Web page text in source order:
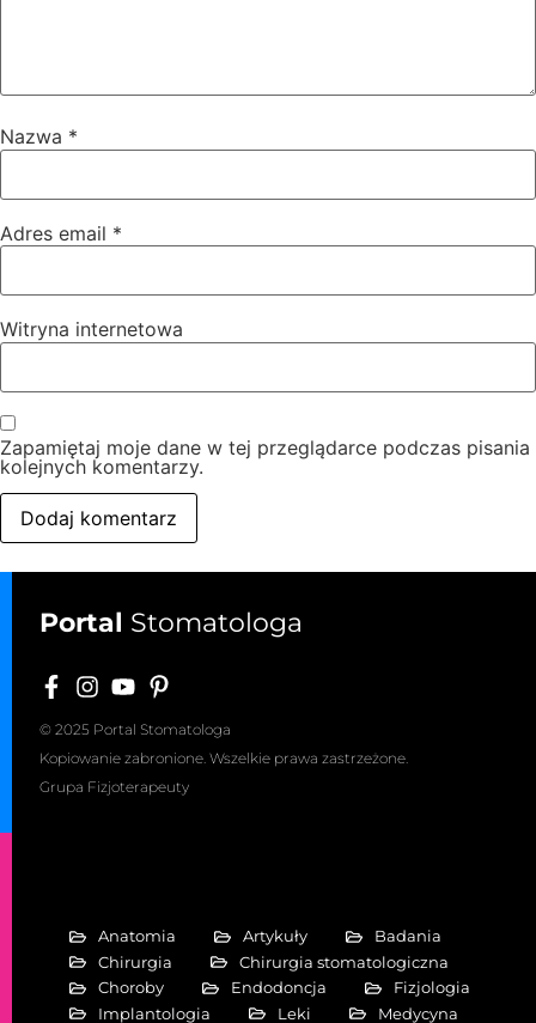
Nazwa *
Adres email *
Witryna internetowa
Zapamiętaj moje dane w tej przeglądarce podczas pisania
kolejnych komentarzy.
Portal Stomatologa
© 2025 Portal Stomatologa
Kopiowanie zabronione. Wszelkie prawa zastrzeżone.
Grupa Fizjoterapeuty
Anatomia Artykuły
Badania
Chirurgia
Chirurgia stomatologiczna
Choroby
Endodoncja
Fizjologia
Implantologia
Leki Medycyna